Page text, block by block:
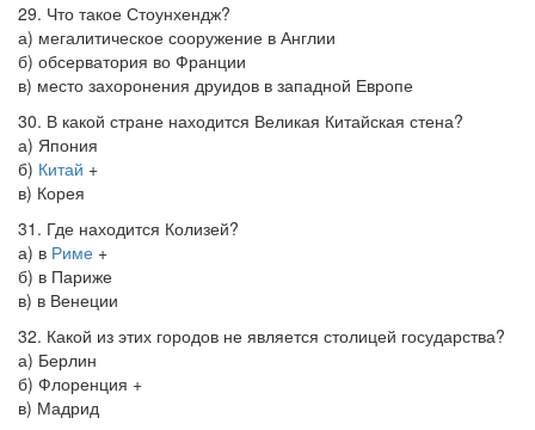
29. Что такое Стоунхендж?
а) мегалитическое сооружение в Англии
б) обсерватория во Франции
в) место захоронения друидов в западной Европе
30. В какой стране находится Великая Китайская стена?
а) Япония
б) Китай +
в) Корея
31. Где находится Колизей?
а) в Риме +
б) в Париже
в) в Венеции
32. Какой из этих городов не является столицей государства?
а) Берлин
б) Флоренция +
в) Мадрид